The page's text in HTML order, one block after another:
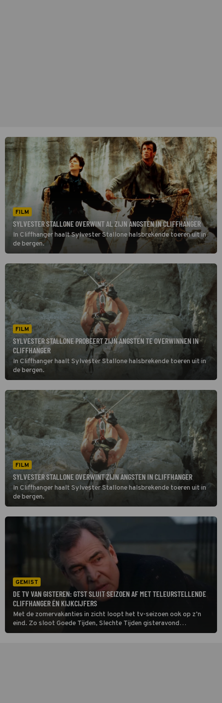
FILM
SYLVESTER STALLONE OVERWINT AL ZIJN ANGSTEN IN CLIFFHANGER
In Cliffhanger haalt Sylvester Stallone halsbrekende toeren uit in
de bergen.
FILM
SYLVESTER STALLONE PROBEERT ZIJN ANGSTEN TE OVERWINNEN IN
CLIFFHANGER
In Cliffhanger haalt Sylvester Stallone halsbrekende toeren uit in
de bergen.
FILM
SYLVESTER STALLONE OVERWINT ZIJN ANGSTEN IN CLIFFHANGER
In Cliffhanger haalt Sylvester Stallone halsbrekende toeren uit in
de bergen.
GEMIST
DE TV VAN GISTEREN: GTST SLUIT SEIZOEN AF MET TELEURSTELLENDE
CLIFFHANGER ÉN KIJKCIJFERS
Met de zomervakanties in zicht loopt het tv-seizoen ook op z’n
eind. Zo sloot Goede Tijden, Slechte Tijden gisteravond
traditiegetrouw het seizoen af met de befaamde cliffhanger. Maar